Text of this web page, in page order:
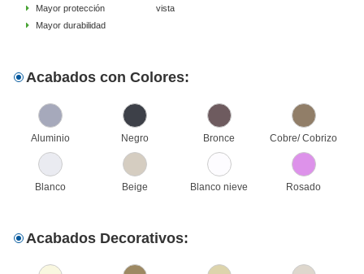
Mayor protección
vista
Mayor durabilidad
Acabados con Colores:
Aluminio Negro Bronce Cobre/ Cobrizo
Blanco Beige Blanco nieve Rosado
Acabados Decorativos: